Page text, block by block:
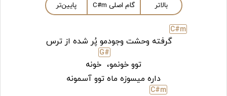
بالاتر گام اصلی C#m پایین‌تر
C#m
گرفته وحشت وجودمو پُر شده از ترس
توو خونمو،
G#
خونه
داره میسوزه ماه توو آسمونه
C#m